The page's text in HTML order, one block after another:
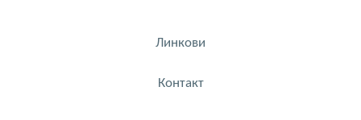
Линкови
Контакт